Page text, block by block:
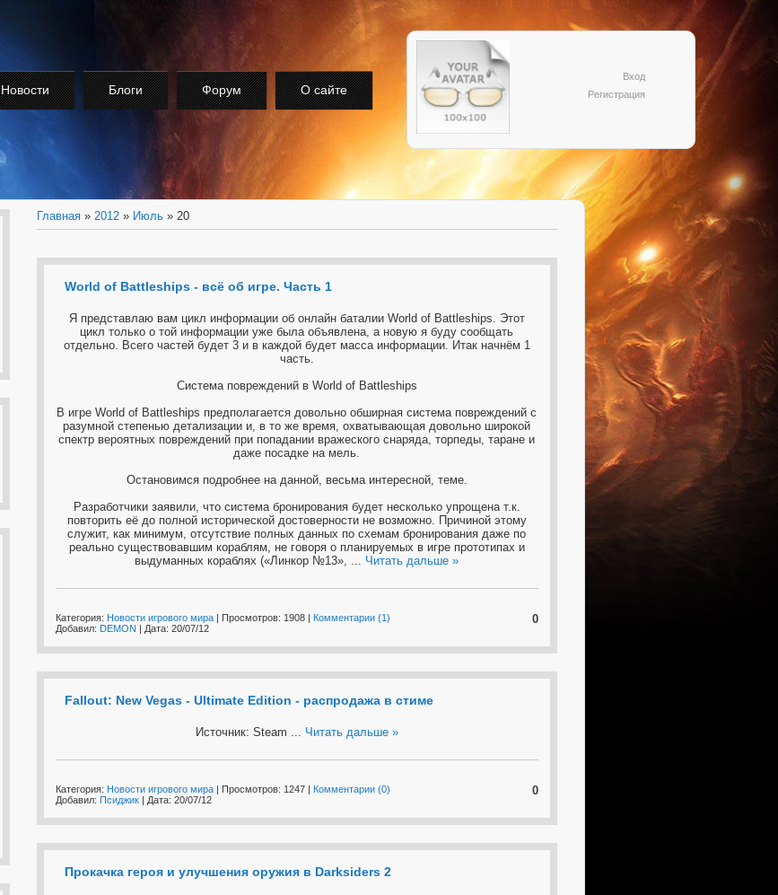
Новости Блоги Форум О сайте
Вход
Регистрация
Главная» 2012 » Июль » 20
World of Battleships - всё об игре. Часть 1
Я представлаю вам цикл информации об онлайн баталии World of Battleships. Этот
цикл только о той информации уже была объявлена, а новую я буду сообщать
отдельно. Всего частей будет 3 и в каждой будет масса информации. Итак начнём 1
часть.
Система повреждений в World of Battleships
В игре World of Battleships предполагается довольно обширная система повреждений с
разумной степенью детализации и, в то же время, охватывающая довольно широкой
спектр вероятных повреждений при попадании вражеского снаряда, торпеды, таране и
даже посадке на мель.
Остановимся подробнее на данной, весьма интересной, теме.
Разработчики заявили, что система бронирования будет несколько упрощена т.к.
повторить её до полной исторической достоверности не возможно. Причиной этому
служит, как минимум, отсутствие полных данных по схемам бронирования даже по
реально существовавшим кораблям, не говоря о планируемых в игре прототипах и
выдуманных кораблях («Линкор №13»,
Читать дальше »
0
Категория: Новости игрового мира| Просмотров: 1908 | Комментарии (1)
Добавил: DEMON | Дата: 20/07/12
Fallout: New Vegas - Ultimate Edition - распродажа в стиме
Источник: Steam Читать дальше »
0
Категория: Новости игрового мира| Просмотров: 1247 | Комментарии (0)
Добавил: Псиджик| Дата: 20/07/12
Прокачка героя и улучшения оружия в Darksiders 2